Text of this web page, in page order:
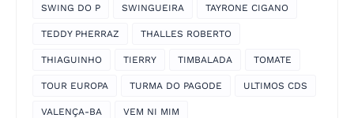
SWING DO P SWINGUEIRA TAYRONE CIGANO
TEDDY PHERRAZ THALLES ROBERTO
THIAGUINHO TIERRY TIMBALADA TOMATE
TOUR EUROPA TURMA DO PAGODE ULTIMOS CDS
VALENÇA-BA VEM NI MIM